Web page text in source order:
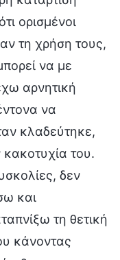
ορισμένοι
τη χρήση τους,
να με
αρνητική
να
κλαδεύτηκε,
του.
δεν
και
τη θετική
κάνοντας